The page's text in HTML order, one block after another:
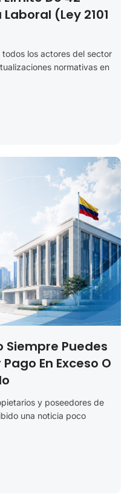
(Ley 2101
los actores del sector
normativas en
Siempre Puedes
En Exceso O
y poseedores de
una noticia poco